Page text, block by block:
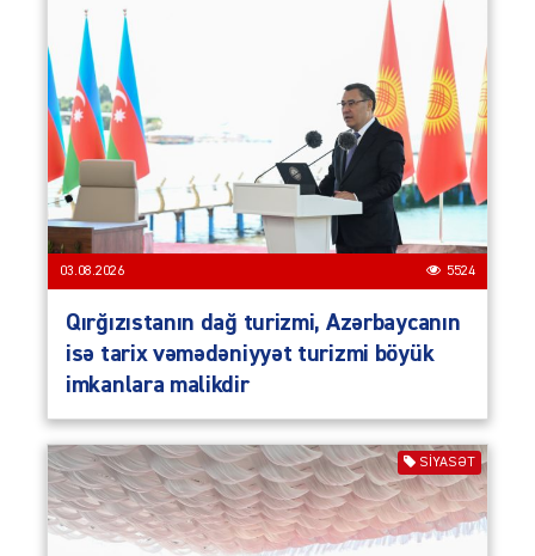
03.08.2026 5524
Qırğızıstanın dağ turizmi, Azərbaycanın
isə tarix vəmədəniyyət turizmi böyük
imkanlara malikdir
SIYASƏT